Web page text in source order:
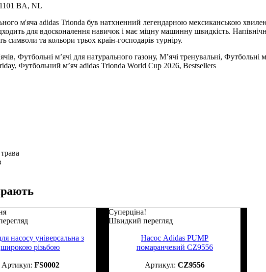
BA, NL
м'яча adidas Trionda був натхненний легендарною мексиканською
для вдосконалення навичок і має міцну машинну швидкість.
та кольори трьох країн-господарів турніру.
Футбольні м’ячі для натурального газону, М’ячі тренувальні, Футбольні
Футбольний м’яч adidas Trionda World Cup 2026, Bestsellers
насосу універсальна з
широкою різьбою
FS0002
Суперціна!
Швидкий перегляд
Насос Adidas PUMP
помаранчевий CZ9556
CZ9556